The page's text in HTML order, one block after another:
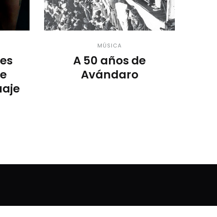
MÚSICA
A 50 años de
Avándaro